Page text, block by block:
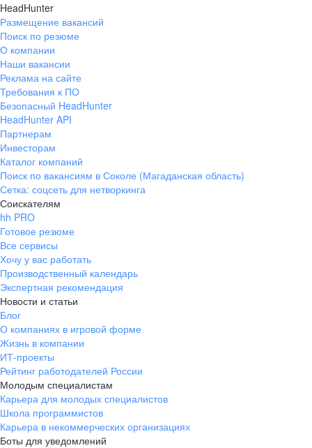
HeadHunter
Размещение вакансий
Поиск по резюме
О компании
Наши вакансии
Реклама на сайте
Требования к ПО
Безопасный HeadHunter
HeadHunter API
Партнерам
Инвесторам
Каталог компаний
Поиск по вакансиям в Соколе (Магаданская область)
Сетка: соцсеть для нетворкинга
Соискателям
hh PRO
Готовое резюме
Все сервисы
Хочу у вас работать
Производственный календарь
Экспертная рекомендация
Новости и статьи
Блог
О компаниях в игровой форме
Жизнь в компании
ИТ-проекты
Рейтинг работодателей России
Молодым специалистам
Карьера для молодых специалистов
Школа программистов
Карьера в некоммерческих организациях
Боты для уведомлений